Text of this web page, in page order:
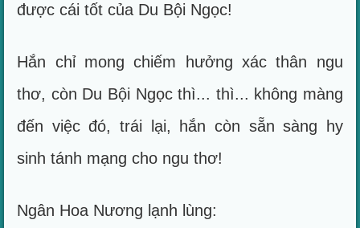
được cái tốt của Du Bội Ngọc!
Hắn chỉ mong chiếm hưởng xác thân ngu
thơ, còn Du Bội Ngọc thì... thì... không màng
đến việc đó, trái lại, hắn còn sẵn sàng hy
sinh tánh mạng cho ngu thơ!
Ngân Hoa Nương lạnh lùng: